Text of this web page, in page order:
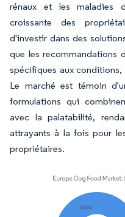
rénaux et les maladies
croissante des
d'investir dans des
que les recommandations
spécifiques aux
Le marché est témoin
formulations qui
avec la palatabilité,
attrayants à la fois pour
propriétaires.